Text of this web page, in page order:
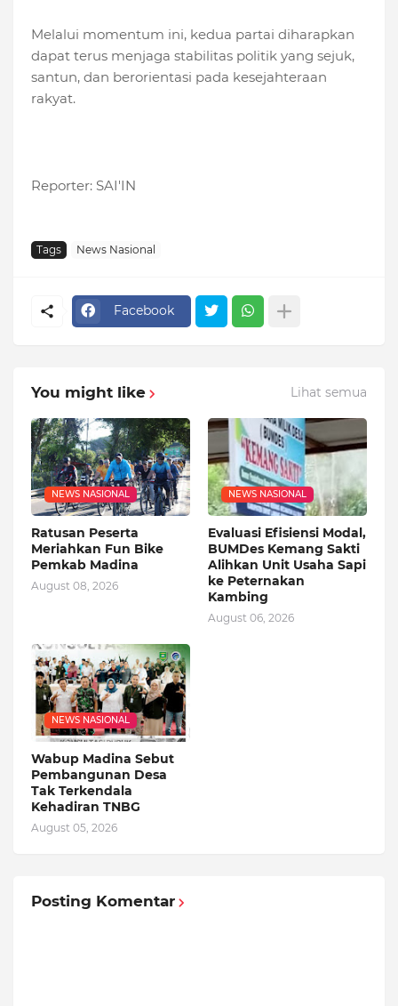
Melalui momentum ini, kedua partai diharapkan
dapat terus menjaga stabilitas politik yang sejuk,
santun, dan berorientasi pada kesejahteraan
rakyat.
Reporter: SAI'IN
Tags News Nasional
Facebook
You might like Lihat semua
NEWS NASIONAL
Ratusan Peserta
Meriahkan Fun Bike
Pemkab Madina
August 08, 2026
NEWS NASIONAL
Evaluasi Efisiensi Modal,
BUMDes Kemang Sakti
Alihkan Unit Usaha Sapi
ke Peternakan
Kambing
August 06, 2026
NEWS NASIONAL
Wabup Madina Sebut
Pembangunan Desa
Tak Terkendala
Kehadiran TNBG
August 05, 2026
Posting Komentar